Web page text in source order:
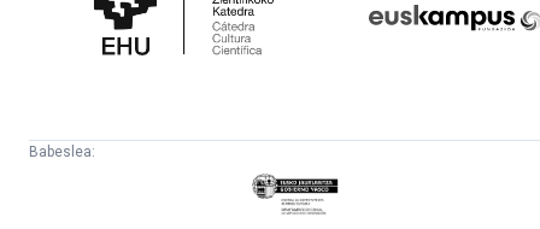
Katedra
Babeslea:
Eusko
Jaurlaritza